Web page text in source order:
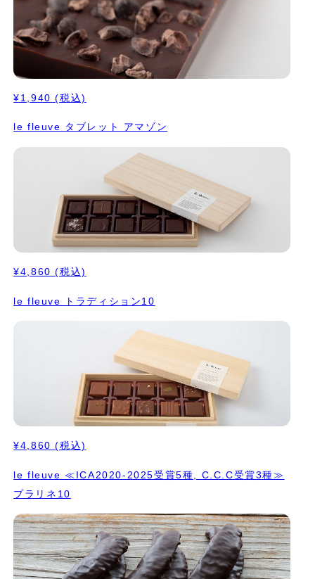
¥1,940 (税込)
le fleuve タブレット アマゾン
¥4,860 (税込)
le fleuve トラディション10
¥4,860 (税込)
le fleuve ≪ICA2020-2025受賞5種, C.C.C受賞3種≫
プラリネ10